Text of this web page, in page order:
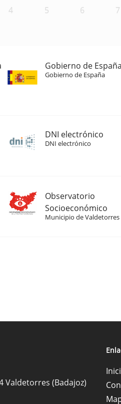
4 5 6 7
Gobierno de España
Gobierno de España
DNI electrónico
DNI electrónico
Observatorio
Socioeconómico
Municipio de Valdetorres
Valdetorres (Badajoz)